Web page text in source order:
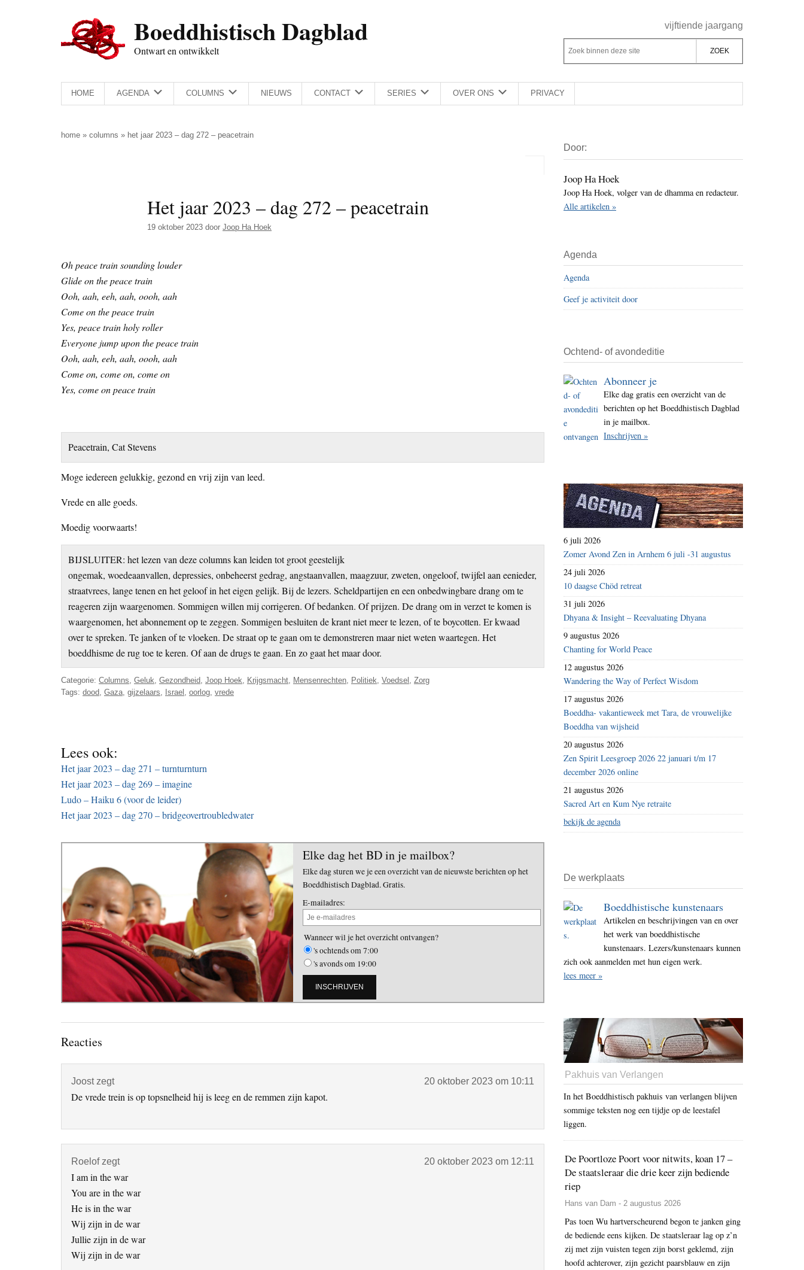
Boeddhistisch Dagblad
Ontwart en ontwikkelt
Rechts
vijftiende jaargang
Z
o
e
k
d
e
z
e
s
t
e
Z
o
k
b
n
n
d
e
s
i
t
e
HOME AGENDA COLUMNS NIEUWS CONTACT SERIES OVER ONS PRIVACY
home » columns » het jaar 2023 – dag 272 – peacetrain
Het jaar 2023 – dag 272 – peacetrain
19 oktober 2023 door Joop Ha Hoek
Oh peace train sounding louder
Glide on the peace train
Ooh, aah, eeh, aah, oooh, aah
Come on the peace train
Yes, peace train holy roller
Everyone jump upon the peace train
Ooh, aah, eeh, aah, oooh, aah
Come on, come on, come on
Yes, come on peace train
Peacetrain, Cat Stevens
Moge iedereen gelukkig, gezond en vrij zijn van leed.
Vrede en alle goeds.
Moedig voorwaarts!
BIJSLUITER: het lezen van deze columns kan leiden tot groot geestelijk
ongemak, woedeaanvallen, depressies, onbeheerst gedrag, angstaanvallen, maagzuur, zweten, ongeloof, twijfel aan eenieder,
straatvrees, lange tenen en het geloof in het eigen gelijk. Bij de lezers. Scheldpartijen en een onbedwingbare drang om te
reageren zijn waargenomen. Sommigen willen mij corrigeren. Of bedanken. Of prijzen. De drang om in verzet te komen is
waargenomen, het abonnement op te zeggen. Sommigen besluiten de krant niet meer te lezen, of te boycotten. Er kwaad
over te spreken. Te janken of te vloeken. De straat op te gaan om te demonstreren maar niet weten waartegen. Het
boeddhisme de rug toe te keren. Of aan de drugs te gaan. En zo gaat het maar door.
Categorie: Columns, Geluk, Gezondheid, Joop Hoek, Krijgsmacht, Mensenrechten, Politiek, Voedsel , Zorg
Tags: dood, Gaza, gijzelaars, Israel , oorlog, vrede
Lees ook:
Het jaar 2023 – dag 271 – turnturnturn
Het jaar 2023 – dag 269 – imagine
Ludo – Haiku 6 (voor de leider)
Het jaar 2023 – dag 270 – bridgeovertroubledwater
Elke dag het BD in je mailbox?
Elke dag sturen we je een overzicht van de nieuwste berichten op het
Boeddhistisch Dagblad. Gratis.
E-mailadres:
Wanneer wil je het overzicht ontvangen?
's ochtends om 7:00
's avonds om 19:00
Lees
Reacties
Joost zegt 20 oktober 2023 om 10:11
De vrede trein is op topsnelheid hij is leeg en de remmen zijn kapot.
Roelof zegt 20 oktober 2023 om 12:11
I am in the war
You are in the war
He is in the war
Wij zijn in de war
Jullie zijn in de war
Wij zijn in de war
Sidebar
Door:
Joop Ha Hoek
Joop Ha Hoek, volger van de dhamma en redacteur.
Alle artikelen »
Agenda
Agenda
Geef je activiteit door
Ochtend- of avondeditie
Abonneer je
Elke dag gratis een overzicht van de
berichten op het Boeddhistisch Dagblad
in je mailbox.
Inschrijven »
6 juli 2026
Zomer Avond Zen in Arnhem 6 juli -31 augustus
24 juli 2026
10 daagse Chöd retreat
31 juli 2026
Dhyana & Insight – Reevaluating Dhyana
9 augustus 2026
Chanting for World Peace
12 augustus 2026
Wandering the Way of Perfect Wisdom
17 augustus 2026
Boeddha- vakantieweek met Tara, de vrouwelijke
Boeddha van wijsheid
20 augustus 2026
Zen Spirit Leesgroep 2026 22 januari t/m 17
december 2026 online
21 augustus 2026
Sacred Art en Kum Nye retraite
bekijk de agenda
De werkplaats
Boeddhistische kunstenaars
Artikelen en beschrijvingen van en over
het werk van boeddhistische
kunstenaars. Lezers/kunstenaars kunnen
zich ook aanmelden met hun eigen werk.
lees meer »
Pakhuis van Verlangen
In het Boeddhistisch pakhuis van verlangen blijven
sommige teksten nog een tijdje op de leestafel
liggen.
De Poortloze Poort voor nitwits, koan 17 –
De staatsleraar die drie keer zijn bediende
riep
Hans van Dam - 2 augustus 2026
Pas toen Wu hartverscheurend begon te janken ging
de bediende eens kijken. De staatsleraar lag op z’n
zij met zijn vuisten tegen zijn borst geklemd, zijn
hoofd achterover, zijn gezicht paarsblauw en zijn